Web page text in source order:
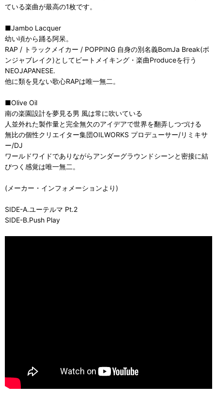
ている楽曲が最高の1枚です。
■Jambo Lacquer
幼い頃から踊る阿呆。
RAP / トラックメイカー / POPPING 自身の別名義BomJa Break(ボ
ンジャブレイク)としてビートメイキング・楽曲Produceを行う
NEOJAPANESE.
他に類を見ない歌心RAPは唯一無二。
■Olive Oil
南の楽園設計を夢見る男 風は常に吹いている
人並外れた製作量と完全無欠のアイデアで世界を翻弄しつづける
無比の個性クリエイター集団OILWORKS プロデューサー/リミキサ
ー/DJ
ワールドワイドでありながらアンダーグラウンドシーンと密接に結
びつく感覚は唯一無二。
(メーカー・インフォメーションより)
SIDE-A.ユーテルマ Pt.2
SIDE-B.Push Play